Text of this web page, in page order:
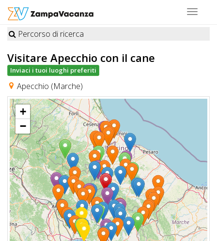
Toggle
STRUTTURE
A
DOG
LUOGHI
A
DOG
OFFERTE
A
DOG
Percorso di ricerca
Visitare Apecchio con il cane
Inviaci i tuoi luoghi preferiti
Apecchio (Marche)
+
−